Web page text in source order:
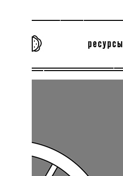
ресурсы